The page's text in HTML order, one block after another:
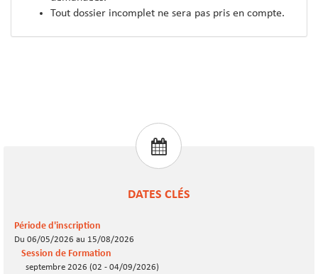
Tout dossier incomplet ne sera pas pris en compte.
DATES CLÉS
Période d'inscription
Du 06/05/2026 au 15/08/2026
Session de Formation
septembre 2026 (02 - 04/09/2026)